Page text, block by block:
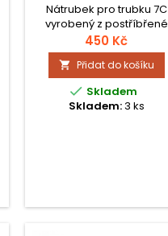
Nátrubek pro trubku 7C
vyrobený z postříbřené
mosazi střední hloubky s
průměrem 16,5 mm a
délkou 88 mm. Hmotnost
nátrubku je 91 g.
450 Kč
 Přidat do košíku
 Skladem
Skladem:3 ks